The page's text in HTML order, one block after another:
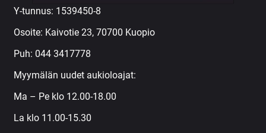
Y-tunnus: 1539450-8
Osoite: Kaivotie 23, 70700 Kuopio
Puh: 044 3417778
Myymälän uudet aukioloajat:
Ma – Pe klo 12.00-18.00
La klo 11.00-15.30